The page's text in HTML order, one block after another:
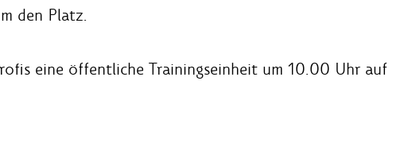
den Platz.
eine öffentliche Trainingseinheit um 10.00 Uhr auf